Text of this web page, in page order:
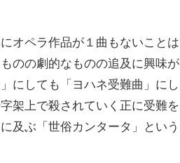
オペラ作品が１曲もないことは
のの劇的なものの追及に興味が
にしても「ヨハネ受難曲」にし
架上で殺されていく正に受難を
及ぶ「世俗カンタータ」という